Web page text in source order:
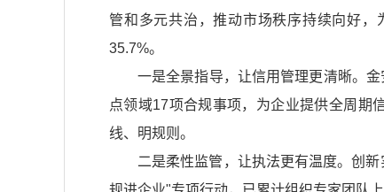
管和多元共治，推动市场秩序持续向好
35.7%。
一是全景指导，让信用管理更清晰。
点领域17项合规事项，为企业提供全周期
线、明规则。
二是柔性监管，让执法更有温度。创